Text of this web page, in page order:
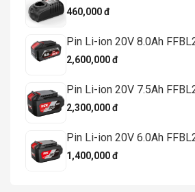
460,000 đ
Pin Li-ion 20V 8.0Ah
2,600,000 đ
Pin Li-ion 20V 7.5Ah
2,300,000 đ
Pin Li-ion 20V 6.0Ah
1,400,000 đ